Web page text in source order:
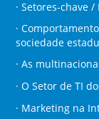
· Setores-chave
·
sociedade
· As
· O Setor de TI do
· Marketing na